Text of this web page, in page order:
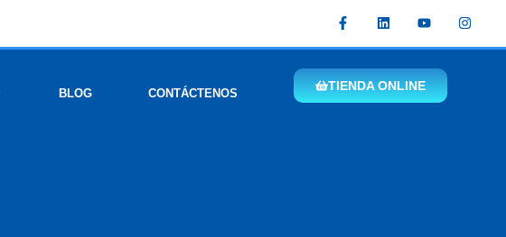
BLOG CONTÁCTENOS
TIENDA ONLINE